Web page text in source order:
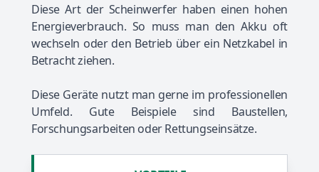
Diese Art der Scheinwerfer haben einen hohen
Energieverbrauch. So muss man den Akku oft
wechseln oder den Betrieb über ein Netzkabel in
Betracht ziehen.
Diese Geräte nutzt man gerne im professionellen
Umfeld. Gute Beispiele sind Baustellen,
Forschungsarbeiten oder Rettungseinsätze.